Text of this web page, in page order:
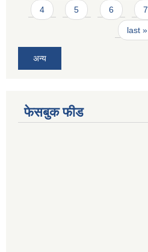
4 5 6 7
last »
अन्य
फेसबुक फीड